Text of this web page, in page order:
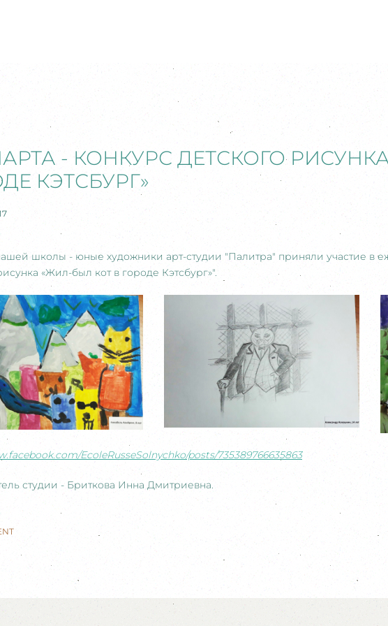
- КОНКУРС ДЕТСКОГО
КЭТСБУРГ»
школы - юные художники арт-студии "Палитра" приняли участие в
«Жил-был кот в городе Кэтсбург»".
EcoleRusseSolnychko/posts/735389766635863
студии - Бриткова Инна Дмитриевна.